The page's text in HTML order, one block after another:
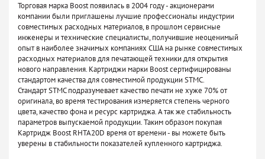
Торговая марка Boost появилась в 2004 году - акционерами
компании были приглашены лучшие профессионалы индустрии
совместимых расходных материалов, в прошлом сервисные
инженеры и технические специалисты, получившие неоценимый
опыт в наиболее значимых компаниях США на рынке совместимых
расходных материалов для печатающей техники для открытия
нового направления. Картриджи марки Boost сертифицированы
стандартом качества для совместимой продукции STMC.
Стандарт STMC подразумевает качество печати не хуже 70% от
оригинала, во время тестирования измеряется степень черного
цвета, качество фона и ресурс картриджа. А так же стабильность
параметров выпускаемой продукции. Таким образом покупая
Картридж Boost RHTA20D время от времени - вы можете быть
уверены в стабильности показателей купленного картриджа.